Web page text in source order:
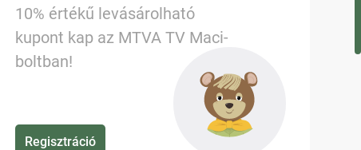
10% értékű levásárolható
kupont kap az MTVA TV Maci-
boltban!
Regisztráció